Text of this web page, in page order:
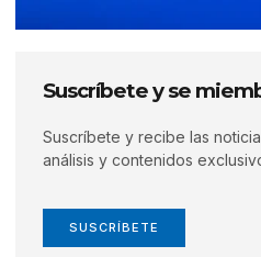
Suscríbete y se
Suscríbete y recibe las
análisis y contenidos
SUSCRÍBETE